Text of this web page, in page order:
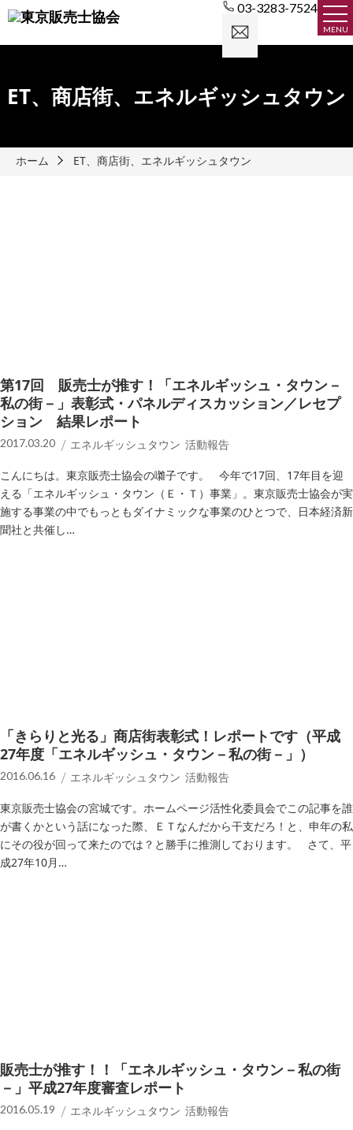
MENU
03-3283-7524
せ
ET、商店街、エネルギッシュタウン
ホーム ET、商店街、エネルギッシュタウン
第17回 販売士が推す！「エネルギッシュ・タウン－
私の街－」表彰式・パネルディスカッション／レセプ
ション 結果レポート
2017.03.20 エネルギッシュタウン 活動報告
こんにちは。東京販売士協会の囃子です。 今年で17回、17年目を迎
える「エネルギッシュ・タウン（Ｅ・Ｔ）事業」。東京販売士協会が実
施する事業の中でもっともダイナミックな事業のひとつで、日本経済新
聞社と共催し…
「きらりと光る」商店街表彰式！レポートです（平成
27年度「エネルギッシュ・タウン－私の街－」）
2016.06.16 エネルギッシュタウン 活動報告
東京販売士協会の宮城です。ホームページ活性化委員会でこの記事を誰
が書くかという話になった際、ＥＴなんだから干支だろ！と、申年の私
にその役が回って来たのでは？と勝手に推測しております。 さて、平
成27年10月…
販売士が推す！！「エネルギッシュ・タウン－私の街
－」平成27年度審査レポート
2016.05.19 エネルギッシュタウン 活動報告